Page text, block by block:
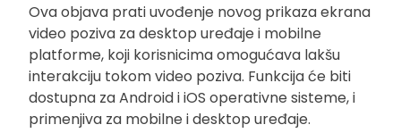
Ova objava prati uvođenje novog prikaza ekrana
video poziva za desktop uređaje i mobilne
platforme, koji korisnicima omogućava lakšu
interakciju tokom video poziva. Funkcija će biti
dostupna za Android i iOS operativne sisteme, i
primenjiva za mobilne i desktop uređaje.